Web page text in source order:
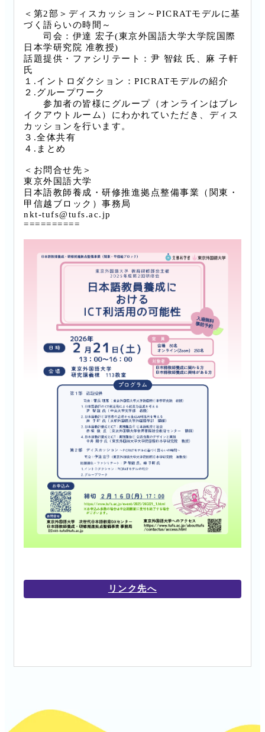
＜第2部＞ディスカッション～PICRATモデルに基
づく語らいの時間～
司会：伊達 宏子(東京外国語大学大学院国際
日本学研究院 准教授)
話題提供・ファシリテート：尹 智鉉 氏、麻 子軒
氏
１.イントロダクション：PICRATモデルの紹介
２.グループワーク
参加者の皆様にグループ（オンラインはブレ
イクアウトルーム）にわかれていただき、ディス
カッションを行います。
３.全体共有
４.まとめ
＜お問合せ先＞
東京外国語大学
日本語教師養成・研修推進拠点整備事業（関東・
甲信越ブロック）事務局
nkt-tufs@tufs.ac.jp
==========
リンク先へ